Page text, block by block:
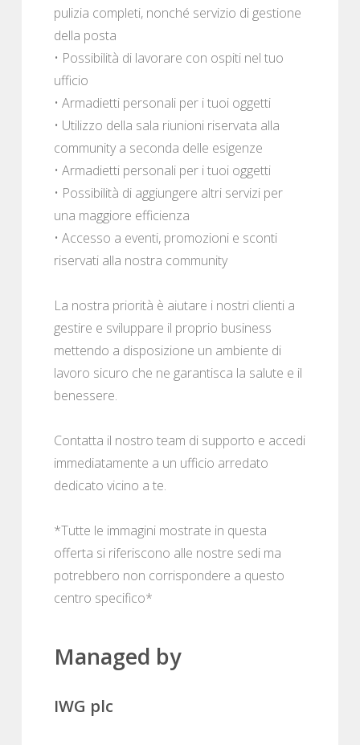
pulizia completi, nonché servizio di gestione
della posta
• Possibilità di lavorare con ospiti nel tuo
ufficio
• Armadietti personali per i tuoi oggetti
• Utilizzo della sala riunioni riservata alla
community a seconda delle esigenze
• Armadietti personali per i tuoi oggetti
• Possibilità di aggiungere altri servizi per
una maggiore efficienza
• Accesso a eventi, promozioni e sconti
riservati alla nostra community
La nostra priorità è aiutare i nostri clienti a
gestire e sviluppare il proprio business
mettendo a disposizione un ambiente di
lavoro sicuro che ne garantisca la salute e il
benessere.
Contatta il nostro team di supporto e accedi
immediatamente a un ufficio arredato
dedicato vicino a te.
*Tutte le immagini mostrate in questa
offerta si riferiscono alle nostre sedi ma
potrebbero non corrispondere a questo
centro specifico*
Managed by
IWG plc